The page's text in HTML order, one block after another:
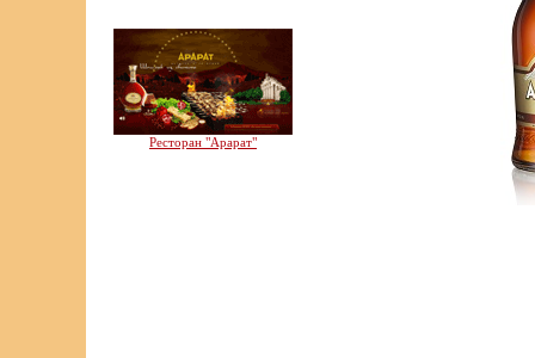
Ресторан "Арарат"